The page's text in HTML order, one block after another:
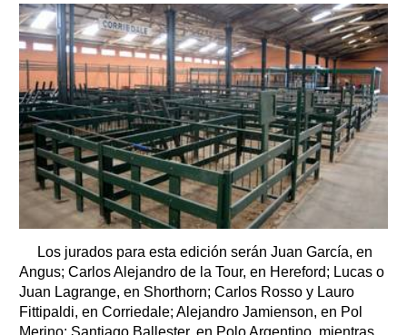
Los jurados para esta edición serán Juan García, en
Angus; Carlos Alejandro de la Tour, en Hereford; Lucas o
Juan Lagrange, en Shorthorn; Carlos Rosso y Lauro
Fittipaldi, en Corriedale; Alejandro Jamienson, en Pol
Merino; Santiago Ballester, en Polo Argentino, mientras